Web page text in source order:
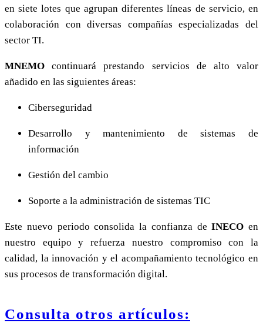
en siete lotes que agrupan diferentes líneas de servicio, en
colaboración con diversas compañías especializadas del
sector TI.
MNEMO continuará prestando servicios de alto valor
añadido en las siguientes áreas:
Ciberseguridad
Desarrollo y mantenimiento de sistemas de
información
Gestión del cambio
Soporte a la administración de sistemas TIC
Este nuevo periodo consolida la confianza deINECO en
nuestro equipo y refuerza nuestro compromiso con la
calidad, la innovación y el acompañamiento tecnológico en
sus procesos de transformación digital.
Consulta otros artículos: